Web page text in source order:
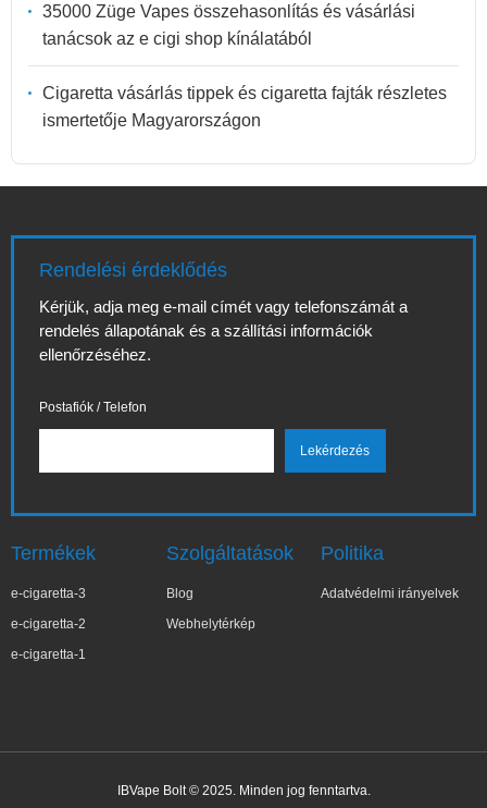
35000 Züge Vapes összehasonlítás és vásárlási
tanácsok az e cigi shop kínálatából
Cigaretta vásárlás tippek és cigaretta fajták részletes
ismertetője Magyarországon
Rendelési érdeklődés
Kérjük, adja meg e-mail címét vagy telefonszámát a
rendelés állapotának és a szállítási információk
ellenőrzéséhez.
Postafiók / Telefon
Termékek
e-cigaretta-3
e-cigaretta-2
e-cigaretta-1
Szolgáltatások
Blog
Webhelytérkép
Politika
Adatvédelmi irányelvek
IBVape Bolt © 2025. Minden jog fenntartva.
✕
Su**Gghj